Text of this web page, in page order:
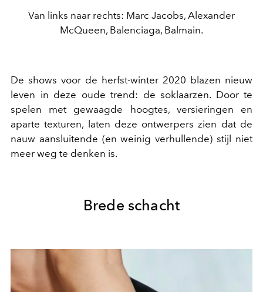
Van links naar rechts: Marc Jacobs, Alexander
McQueen, Balenciaga, Balmain.
De shows voor de herfst-winter 2020 blazen nieuw
leven in deze oude trend: de soklaarzen. Door te
spelen met gewaagde hoogtes, versieringen en
aparte texturen, laten deze ontwerpers zien dat de
nauw aansluitende (en weinig verhullende) stijl niet
meer weg te denken is.
Brede schacht